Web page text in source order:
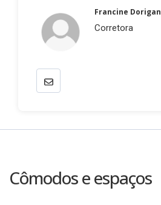
Francine Dorigan
Corretora
Cômodos e espaços